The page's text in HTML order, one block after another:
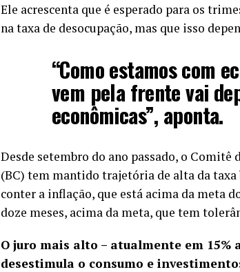
Ele acrescenta que é esperado para os
na taxa de desocupação, mas que isso
“Como estamos com
vem pela frente vai
econômicas”, aponta.
Desde setembro do ano passado, o
(BC) tem mantido trajetória de alta da taxa
conter a inflação, que está acima da meta
doze meses, acima da meta, que tem
O juro mais alto – atualmente em 15%
desestimula o consumo e